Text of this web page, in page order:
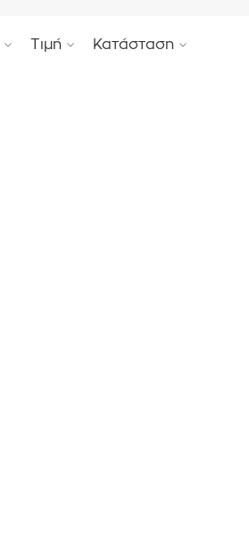
Τιμή Κατάσταση